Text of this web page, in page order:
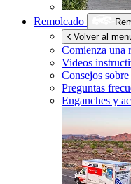
Remolcado
Volver al
Comienza una
Videos
Consejos
Preguntas
Enganches y